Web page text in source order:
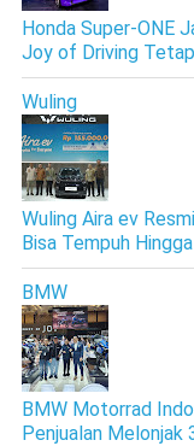
Honda Super-ONE
Joy of Driving
Wuling
Wuling Aira ev
Bisa Tempuh
BMW
BMW Motorrad
Penjualan Melonjak